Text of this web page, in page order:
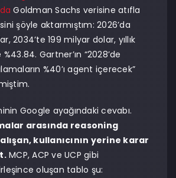
Goldman Sachs verisine atıfla
şöyle aktarmıştım: 2026’da
2034’te 199 milyar dolar, yıllık
Gartner’ın “2028’de
%40’ı agent içerecek”
Google ayağındaki cevabı.
arasında reasoning
kullanıcının yerine karar
MCP, ACP ve UCP gibi
oluşan tablo şu: